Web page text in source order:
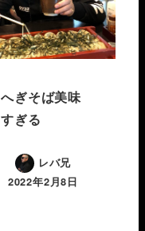
へぎそば美味
すぎる
レバ兄
2022年2月8日